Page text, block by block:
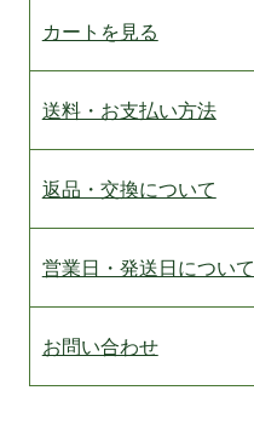
カートを見る
送料・お支払い方法
返品・交換について
営業日・発送日について
お問い合わせ